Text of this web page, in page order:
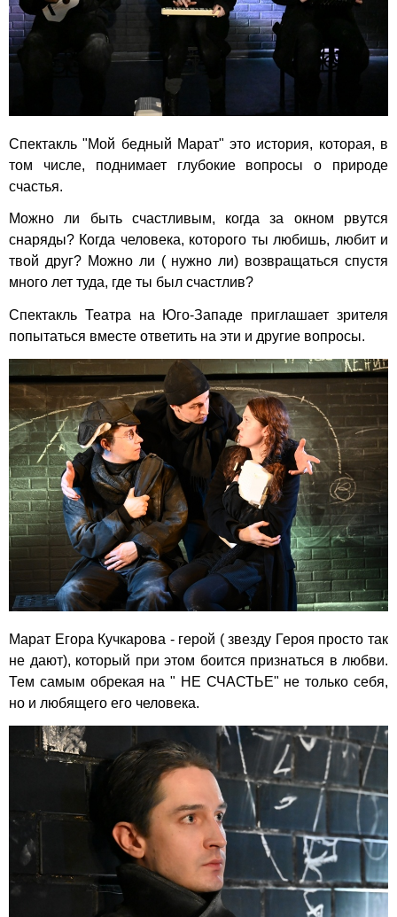
Спектакль "Мой бедный Марат" это история, которая, в
том числе, поднимает глубокие вопросы о природе
счастья.
Можно ли быть счастливым, когда за окном рвутся
снаряды? Когда человека, которого ты любишь, любит и
твой друг? Можно ли ( нужно ли) возвращаться спустя
много лет туда, где ты был счастлив?
Спектакль Театра на Юго-Западе приглашает зрителя
попытаться вместе ответить на эти и другие вопросы.
Марат Егора Кучкарова - герой ( звезду Героя просто так
не дают), который при этом боится признаться в любви.
Тем самым обрекая на " НЕ СЧАСТЬЕ" не только себя,
но и любящего его человека.